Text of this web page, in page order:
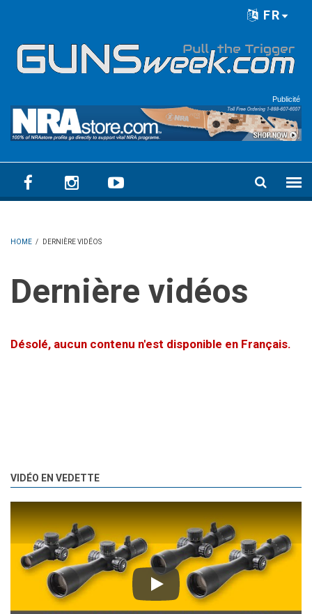
FR
Publicité
HOME / DERNIÈRE VIDÉOS
Dernière vidéos
Désolé, aucun contenu n'est disponible en Français.
VIDÉO EN VEDETTE
Play